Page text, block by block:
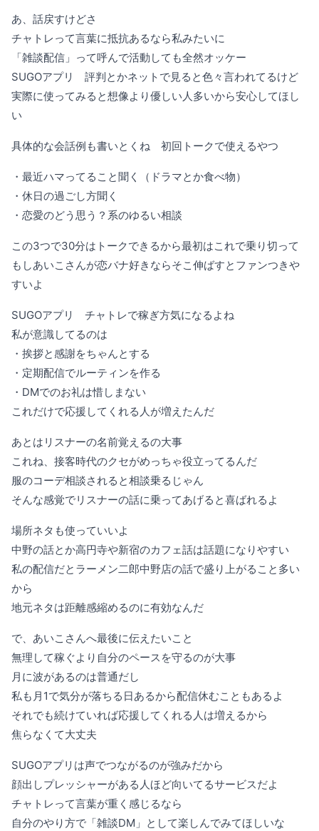
あ、話戻すけどさ
チャトレって言葉に抵抗あるなら私みたいに
「雑談配信」って呼んで活動しても全然オッケー
SUGOアプリ 評判とかネットで見ると色々言われてるけど
実際に使ってみると想像より優しい人多いから安心してほし
い
具体的な会話例も書いとくね 初回トークで使えるやつ
・最近ハマってること聞く（ドラマとか食べ物）
・休日の過ごし方聞く
・恋愛のどう思う？系のゆるい相談
この3つで30分はトークできるから最初はこれで乗り切って
もしあいこさんが恋バナ好きならそこ伸ばすとファンつきや
すいよ
SUGOアプリ チャトレで稼ぎ方気になるよね
私が意識してるのは
・挨拶と感謝をちゃんとする
・定期配信でルーティンを作る
・DMでのお礼は惜しまない
これだけで応援してくれる人が増えたんだ
あとはリスナーの名前覚えるの大事
これね、接客時代のクセがめっちゃ役立ってるんだ
服のコーデ相談されると相談乗るじゃん
そんな感覚でリスナーの話に乗ってあげると喜ばれるよ
場所ネタも使っていいよ
中野の話とか高円寺や新宿のカフェ話は話題になりやすい
私の配信だとラーメン二郎中野店の話で盛り上がること多い
から
地元ネタは距離感縮めるのに有効なんだ
で、あいこさんへ最後に伝えたいこと
無理して稼ぐより自分のペースを守るのが大事
月に波があるのは普通だし
私も月1で気分が落ちる日あるから配信休むこともあるよ
それでも続けていれば応援してくれる人は増えるから
焦らなくて大丈夫
SUGOアプリは声でつながるのが強みだから
顔出しプレッシャーがある人ほど向いてるサービスだよ
チャトレって言葉が重く感じるなら
自分のやり方で「雑談DM」として楽しんでみてほしいな